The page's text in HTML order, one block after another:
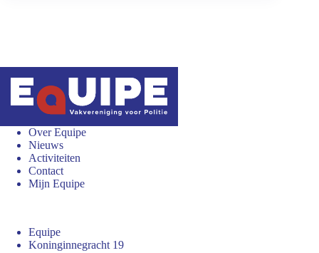
Over Equipe
Nieuws
Activiteiten
Contact
Mijn Equipe
Equipe
Koninginnegracht 19